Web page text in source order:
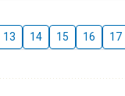
13 14 15 16 17